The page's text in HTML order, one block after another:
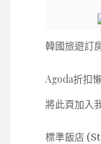
韓國旅遊訂
Agoda折扣
將此頁加入
標準飯店